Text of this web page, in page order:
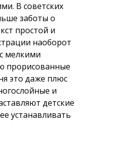
В советских
заботы о
простой и
наоборот
мелкими
прорисованные
это даже плюс
и
детские
устанавливать